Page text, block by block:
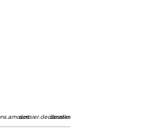
dossier.declarations.currency
dossier.declarations.source